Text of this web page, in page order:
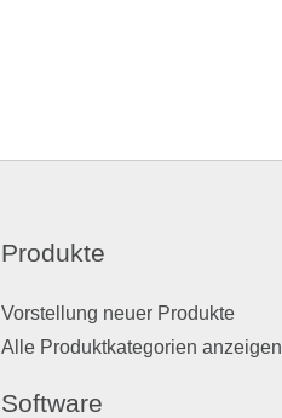
Produkte
Vorstellung neuer Produkte
Alle Produktkategorien anzeigen
Software